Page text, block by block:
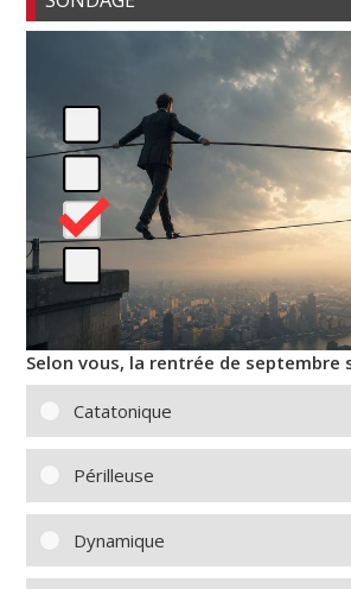
Selon vous, la rentrée de septembre
Catatonique
Périlleuse
Dynamique